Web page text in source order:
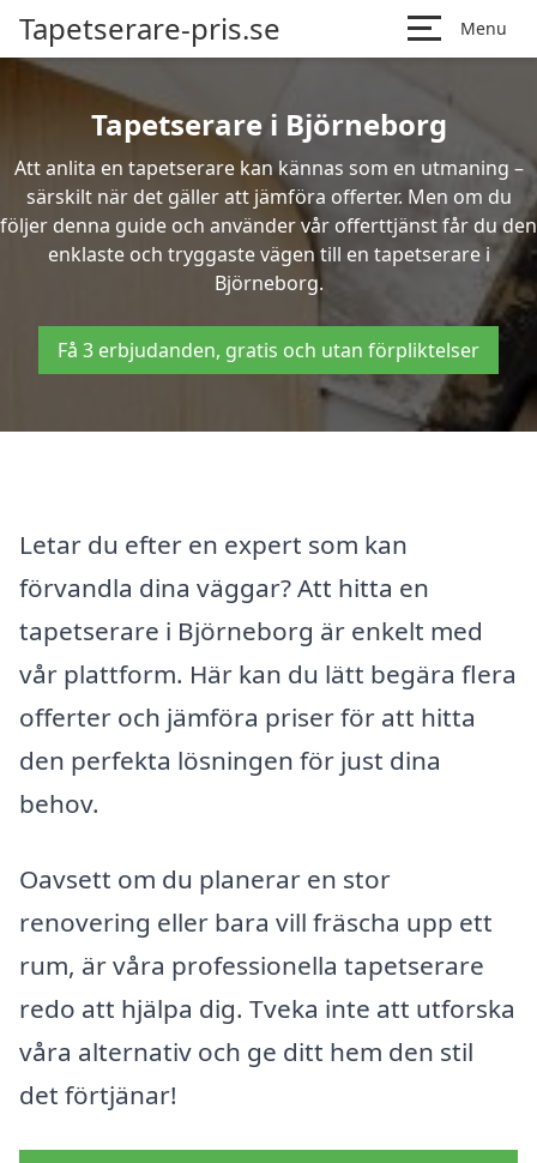
Tapetserare-pris.se Menu
Tapetserare i Björneborg
Att anlita en tapetserare kan kännas som en utmaning –
särskilt när det gäller att jämföra offerter. Men om du
följer denna guide och använder vår offerttjänst får du den
enklaste och tryggaste vägen till en tapetserare i
Björneborg.
Få 3 erbjudanden, gratis och utan förpliktelser
Letar du efter en expert som kan
förvandla dina väggar? Att hitta en
tapetserare i Björneborg är enkelt med
vår plattform. Här kan du lätt begära flera
offerter och jämföra priser för att hitta
den perfekta lösningen för just dina
behov.
Oavsett om du planerar en stor
renovering eller bara vill fräscha upp ett
rum, är våra professionella tapetserare
redo att hjälpa dig. Tveka inte att utforska
våra alternativ och ge ditt hem den stil
det förtjänar!